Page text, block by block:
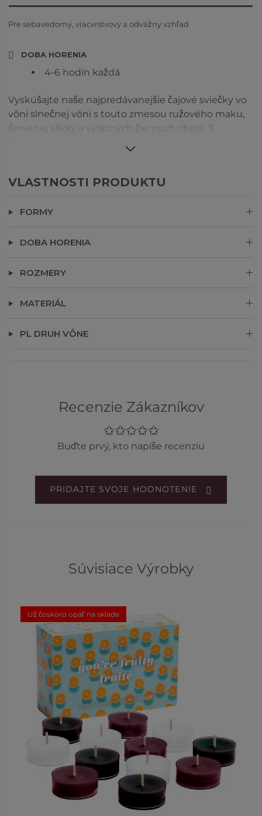
Pre sebavedomý, viacvrstvový a odvážny vzhľad
DOBA HORENIA
4-6 hodín každá
Vyskúšajte naše najpredávanejšie čajové sviečky vo
vôni slnečnej vôni s touto zmesou ružového maku,
červenej slivky a výrazných čiernych ríbezlí. S
VLASTNOSTI PRODUKTU
FORMY
DOBA HORENIA
ROZMERY
MATERIÁL
PL DRUH VÔNE
Recenzie Zákazníkov
Buďte prvý, kto napíše recenziu
PRIDAJTE SVOJE HODNOTENIE
Súvisiace Výrobky
Už čoskoro opäť na sklade